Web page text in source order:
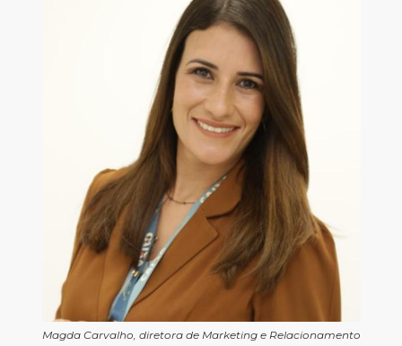
Magda Carvalho, diretora de Marketing e Relacionamento